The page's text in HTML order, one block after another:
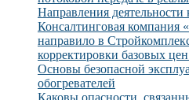
Направления
Консалтинговая компания
направило в
корректировки базовых
Основы безопасной
обогревателей
Каковы опасности,